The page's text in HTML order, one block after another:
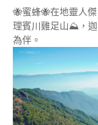
🐝蜜蜂🐝在地靈人
理賓川雞足山⛰️ ，
為伴。